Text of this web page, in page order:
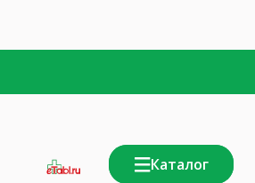
Каталог